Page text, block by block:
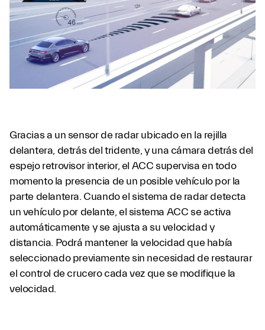
Gracias a un sensor de radar ubicado en la rejilla
delantera, detrás del tridente, y una cámara detrás del
espejo retrovisor interior, el ACC supervisa en todo
momento la presencia de un posible vehículo por la
parte delantera. Cuando el sistema de radar detecta
un vehículo por delante, el sistema ACC se activa
automáticamente y se ajusta a su velocidad y
distancia. Podrá mantener la velocidad que había
seleccionado previamente sin necesidad de restaurar
el control de crucero cada vez que se modifique la
velocidad.